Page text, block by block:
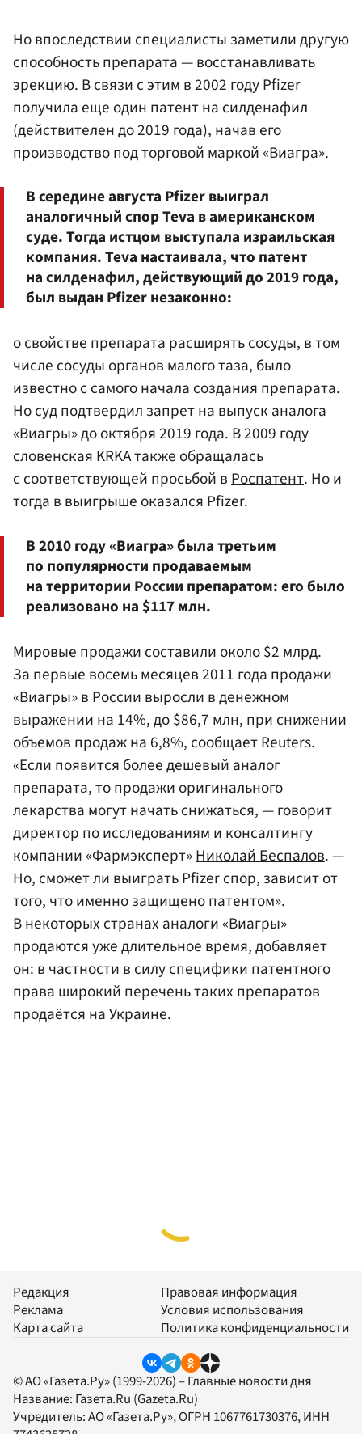
Но впоследствии специалисты заметили другую
способность препарата — восстанавливать
эрекцию. В связи с этим в 2002 году Pfizer
получила еще один патент на силденафил
(действителен до 2019 года), начав его
производство под торговой маркой «Виагра».
В середине августа Pfizer выиграл
аналогичный спор Teva в американском
суде. Тогда истцом выступала израильская
компания. Teva настаивала, что патент
на силденафил, действующий до 2019 года,
был выдан Pfizer незаконно:
о свойстве препарата расширять сосуды, в том
числе сосуды органов малого таза, было
известно с самого начала создания препарата.
Но суд подтвердил запрет на выпуск аналога
«Виагры» до октября 2019 года. В 2009 году
словенская KRKA также обращалась
с соответствующей просьбой вРоспатент. Но и
тогда в выигрыше оказался Pfizer.
В 2010 году «Виагра» была третьим
по популярности продаваемым
на территории России препаратом: его было
реализовано на $117 млн.
Мировые продажи составили около $2 млрд.
За первые восемь месяцев 2011 года продажи
«Виагры» в России выросли в денежном
выражении на 14%, до $86,7 млн, при снижении
объемов продаж на 6,8%, сообщает Reuters.
«Если появится более дешевый аналог
препарата, то продажи оригинального
лекарства могут начать снижаться, — говорит
директор по исследованиям и консалтингу
компании «Фармэксперт»Николай Беспалов. —
Но, сможет ли выиграть Pfizer спор, зависит от
того, что именно защищено патентом».
В некоторых странах аналоги «Виагры»
продаются уже длительное время, добавляет
он: в частности в силу специфики патентного
права широкий перечень таких препаратов
продаётся на Украине.
Редакция
Реклама
Карта сайта
Правовая информация
Условия использования
Политика конфиденциальности
© АО «Газета.Ру» (1999-2026) – Главные новости дня
Название: Газета.Ru (Gazeta.Ru)
Учредитель:АО «Газета.Ру», ОГРН 1067761730376, ИНН